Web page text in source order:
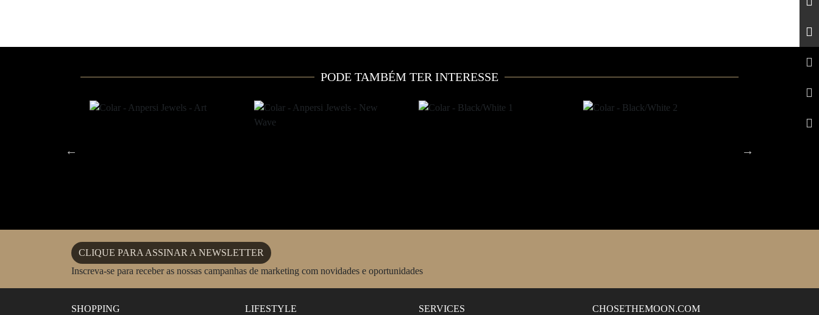
PODE TAMBÉM TER INTERESSE
CLIQUE PARA ASSINAR A NEWSLETTER
Inscreva-se para receber as nossas campanhas de marketing com novidades e oportunidades
SHOPPING LIFESTYLE SERVICES CHOSETHEMOON.COM